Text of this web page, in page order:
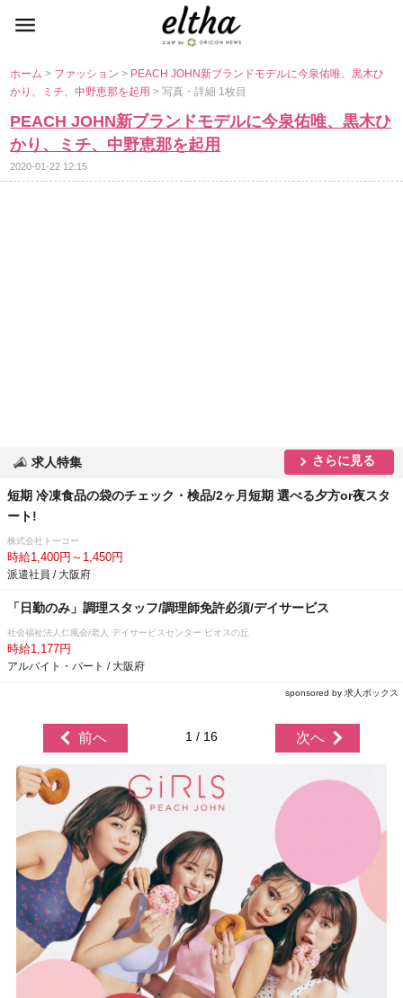
ホーム> ファッション> PEACH JOHN新ブランドモデルに今泉佑唯、黒木ひ
かり、ミチ、中野恵那を起用> 写真・詳細 1枚目
PEACH JOHN新ブランドモデルに今泉佑唯、黒木ひ
かり、ミチ、中野恵那を起用
2020-01-22 12:15
求人特集 さらに見る
短期 冷凍食品の袋のチェック・検品/2ヶ月短期 選べる夕方or夜スタ
ート!
株式会社トーコー
時給1,400円～1,450円
派遣社員 / 大阪府
「日勤のみ」調理スタッフ/調理師免許必須/デイサービス
社会福祉法人仁風会/老人 デイサービスセンター ビオスの丘
時給1,177円
アルバイト・パート / 大阪府
sponsored by 求人ボックス
前へ 1 / 16 次へ